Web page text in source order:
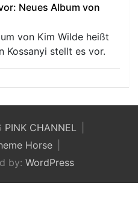
Neues Album von
von Kim Wilde heißt
Kossanyi stellt es vor.
PINK CHANNEL
Horse
by: WordPress